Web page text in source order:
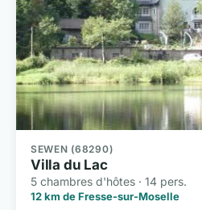
SEWEN (68290)
Villa du Lac
5 chambres d'hôtes · 14 pers.
12 km de Fresse-sur-Moselle